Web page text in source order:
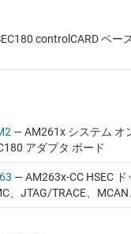
controlCARD ベー
—AM261x システム オ
アダプタ ボード
—AM263x-CC HSEC
、JTAG/TRACE、MCAN